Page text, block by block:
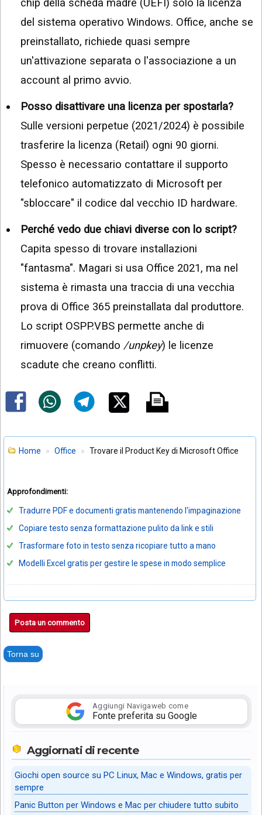
chip della scheda madre (UEFI) solo la licenza
del sistema operativo Windows. Office, anche se
preinstallato, richiede quasi sempre
un'attivazione separata o l'associazione a un
account al primo avvio.
Posso disattivare una licenza per spostarla?
Sulle versioni perpetue (2021/2024) è possibile
trasferire la licenza (Retail) ogni 90 giorni.
Spesso è necessario contattare il supporto
telefonico automatizzato di Microsoft per
"sbloccare" il codice dal vecchio ID hardware.
Perché vedo due chiavi diverse con lo script?
Capita spesso di trovare installazioni
"fantasma". Magari si usa Office 2021, ma nel
sistema è rimasta una traccia di una vecchia
prova di Office 365 preinstallata dal produttore.
Lo script OSPP.VBS permette anche di
rimuovere (comando /unpkey) le licenze
scadute che creano conflitti.
Home Office Trovare il Product Key di Microsoft Office
Approfondimenti:
Tradurre PDF e documenti gratis mantenendo l'impaginazione
Copiare testo senza formattazione pulito da link e stili
Trasformare foto in testo senza ricopiare tutto a mano
Modelli Excel gratis per gestire le spese in modo semplice
Posta un commento
Torna su
Aggiungi Navigaweb come
Fonte preferita su Google
Aggiornati di recente
Giochi open source su PC Linux, Mac e Windows, gratis per
sempre
Panic Button per Windows e Mac per chiudere tutto subito